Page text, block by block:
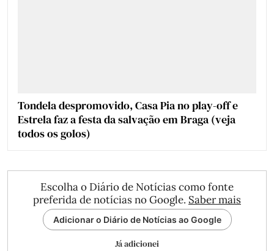
Tondela despromovido, Casa Pia no play-off e
Estrela faz a festa da salvação em Braga (veja
todos os golos)
Escolha o Diário de Notícias como fonte
preferida de notícias no Google. Saber mais
Adicionar o Diário de Notícias ao Google
Já adicionei